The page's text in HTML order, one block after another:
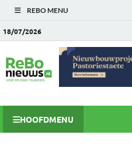
REBO MENU
18/07/2026
HOOFDMENU